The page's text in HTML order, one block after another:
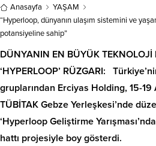
Anasayfa
YAŞAM
“Hyperloop, dünyanın ulaşım sistemini ve
potansiyeline sahip”
DÜNYANIN EN BÜYÜK TEKNOLOJİ
‘HYPERLOOP’ RÜZGARI:
gruplarından Erciyas Holding, 15-
TÜBİTAK Gebze Yerleşkesi’nde
‘Hyperloop Geliştirme
hattı projesiyle boy gösterdi.